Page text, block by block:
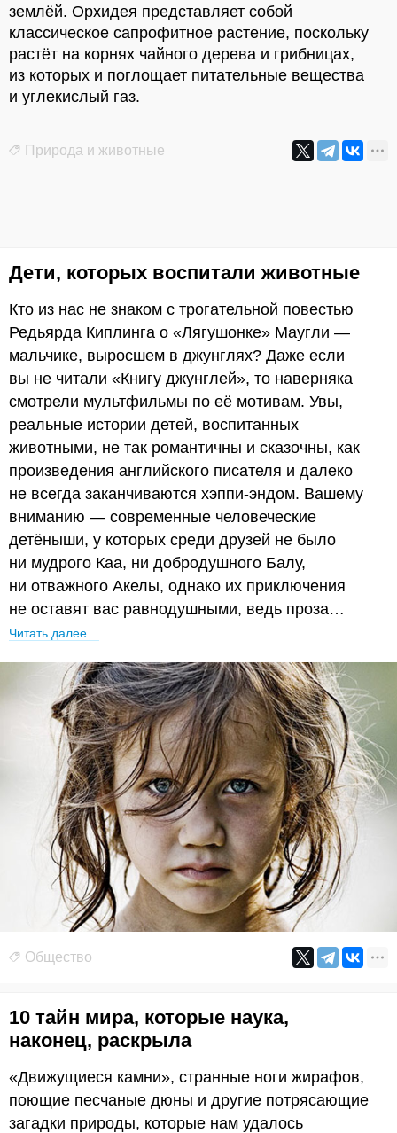
землёй. Орхидея представляет собой
классическое сапрофитное растение, поскольку
растёт на корнях чайного дерева и грибницах,
из которых и поглощает питательные вещества
и углекислый газ.
Природа и животные
Дети, которых воспитали животные
Кто из нас не знаком с трогательной повестью
Редьярда Киплинга о «Лягушонке» Маугли —
мальчике, выросшем в джунглях? Даже если
вы не читали «Книгу джунглей», то наверняка
смотрели мультфильмы по её мотивам. Увы,
реальные истории детей, воспитанных
животными, не так романтичны и сказочны, как
произведения английского писателя и далеко
не всегда заканчиваются хэппи-эндом. Вашему
вниманию — современные человеческие
детёныши, у которых среди друзей не было
ни мудрого Каа, ни добродушного Балу,
ни отважного Акелы, однако их приключения
не оставят вас равнодушными, ведь проза…
Читать далее…
Общество
10 тайн мира, которые наука,
наконец, раскрыла
«Движущиеся камни», странные ноги жирафов,
поющие песчаные дюны и другие потрясающие
загадки природы, которые нам удалось